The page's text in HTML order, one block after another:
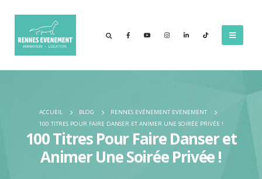
ACCUEIL BLOG
RENNES EVÉNEMENT EVENEMENT
100 TITRES POUR FAIRE DANSER ET ANIMER UNE SOIRÉE PRIVÉE !
100 Titres Pour Faire Danser et
Animer Une Soirée Privée !